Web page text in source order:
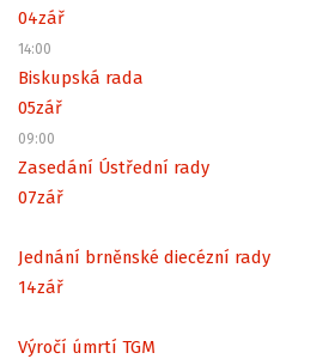
04zář
14:00
Biskupská rada
05zář
09:00
Zasedání Ústřední rady
07zář
Jednání brněnské diecézní rady
14zář
Výročí úmrtí TGM